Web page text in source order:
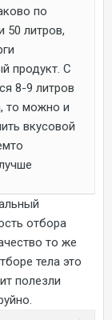
по
50 литров,
продукт. С
8-9 литров
то можно и
вкусовой
отбора
то же
тела это
полезли